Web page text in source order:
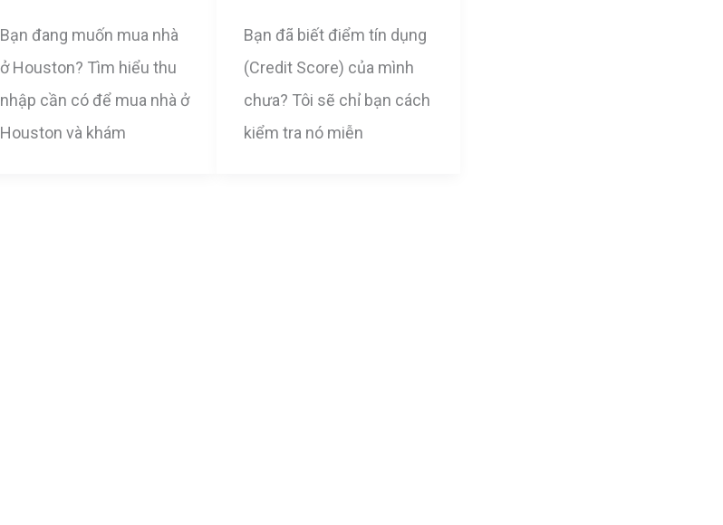
Bạn đang muốn mua nhà
ở Houston? Tìm hiểu thu
nhập cần có để mua nhà ở
Houston và khám
Bạn đã biết điểm tín dụng
(Credit Score) của mình
chưa? Tôi sẽ chỉ bạn cách
kiểm tra nó miễn